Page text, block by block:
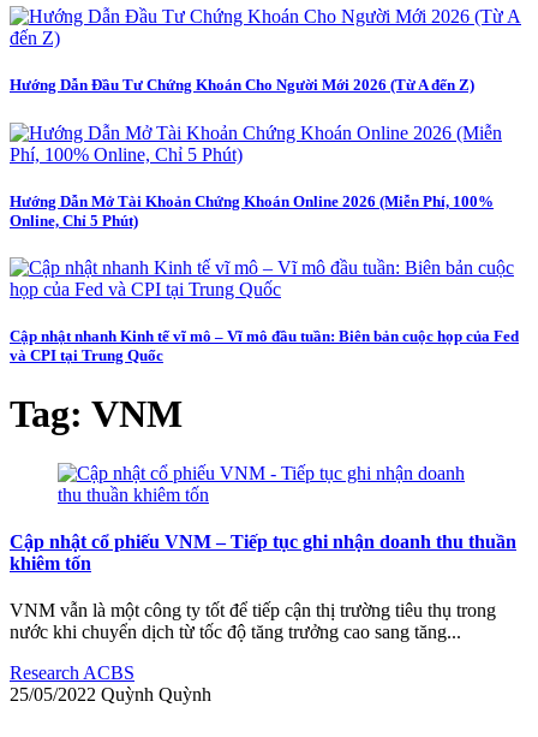
Hướng Dẫn Đầu Tư Chứng Khoán Cho Người Mới 2026 (Từ A đến Z)
Hướng Dẫn Mở Tài Khoản Chứng Khoán Online 2026 (Miễn Phí, 100%
Online, Chỉ 5 Phút)
Cập nhật nhanh Kinh tế vĩ mô – Vĩ mô đầu tuần: Biên bản cuộc họp của Fed
và CPI tại Trung Quốc
Tag: VNM
Cập nhật cổ phiếu VNM – Tiếp tục ghi nhận doanh thu thuần
khiêm tốn
VNM vẫn là một công ty tốt để tiếp cận thị trường tiêu thụ trong
nước khi chuyển dịch từ tốc độ tăng trưởng cao sang tăng...
Research ACBS
25/05/2022 Quỳnh Quỳnh